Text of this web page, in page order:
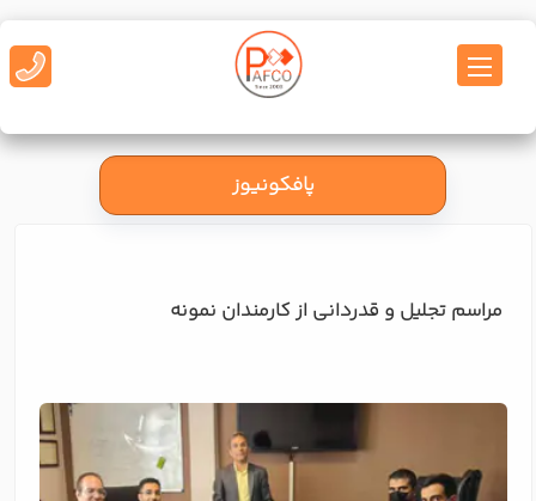
پافکونیوز
مراسم تجلیل و قدردانی از کارمندان نمونه